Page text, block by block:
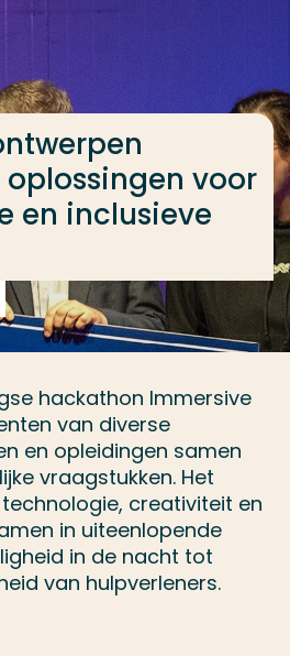
innovatieve oplossingen
voor
en inclusieve
hackathon Immersive
van diverse
en opleidingen samen
vraagstukken. Het
creativiteit en
in uiteenlopende
in de nacht tot
van hulpverleners.